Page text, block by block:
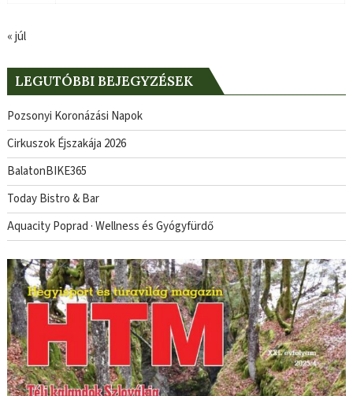
« júl
LEGUTÓBBI BEJEGYZÉSEK
Pozsonyi Koronázási Napok
Cirkuszok Éjszakája 2026
BalatonBIKE365
Today Bistro & Bar
Aquacity Poprad · Wellness és Gyógyfürdő